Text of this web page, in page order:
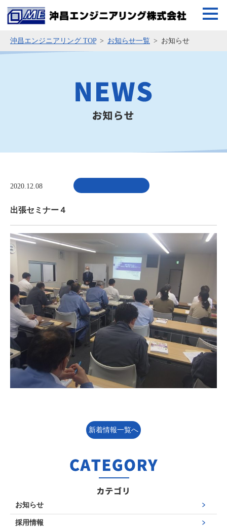
沖昌エンジニアリング TOP お知らせ一覧 お知らせ
2020.12.08
出張セミナー４
新着情報一覧へ
お知らせ
採用情報